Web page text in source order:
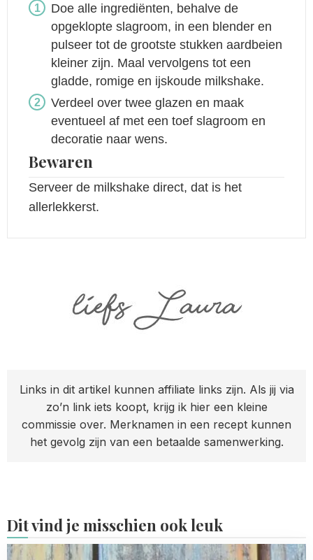
Doe alle ingrediënten, behalve de
opgeklopte slagroom, in een blender en
pulseer tot de grootste stukken aardbeien
kleiner zijn. Maal vervolgens tot een
gladde, romige en ijskoude milkshake.
Verdeel over twee glazen en maak
eventueel af met een toef slagroom en
decoratie naar wens.
Bewaren
Serveer de milkshake direct, dat is het
allerlekkerst.
Links in dit artikel kunnen affiliate links zijn. Als jij via
zo’n link iets koopt, krijg ik hier een kleine
commissie over. Merknamen in een recept kunnen
het gevolg zijn van een betaalde samenwerking.
Dit vind je misschien ook leuk
Read